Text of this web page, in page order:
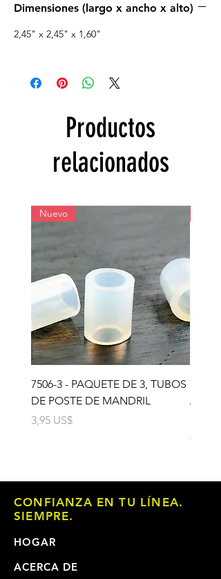
Dimensiones (largo x ancho x alto)
2,45" x 2,45" x 1,60"
Productos
relacionados
Nuevo
7506-3 - PAQUETE DE 3, TUBOS
DE POSTE DE MANDRIL
Precio
3,95 US$
7503 -
Precio
6,95
CONFIANZA EN TU LÍNEA.
SIEMPRE.
HOGAR
ACERCA DE